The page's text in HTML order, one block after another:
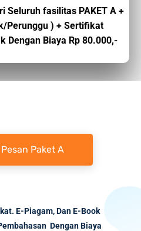
Seluruh fasilitas PAKET A +
Perunggu ) + Sertifikat
Dengan Biaya Rp 80.000,-
Paket A
E-Piagam, Dan E-Book
Dengan Biaya